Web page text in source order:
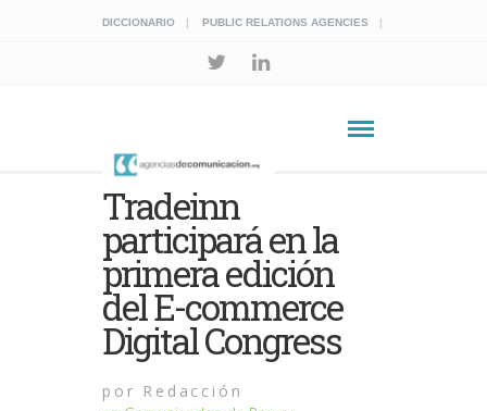
DICCIONARIO PUBLIC RELATIONS AGENCIES
Tradeinn
participará en la
primera edición
del E-commerce
Digital Congress
por Redacción